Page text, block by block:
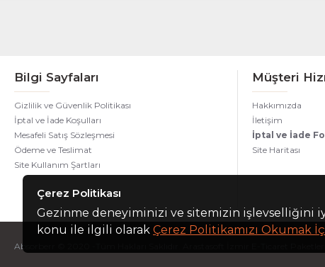
Bilgi Sayfaları
Gizlilik ve Güvenlik Politikası
İptal ve İade Koşulları
Mesafeli Satış Sözleşmesi
Ödeme ve Teslimat
Site Kullanım Şartları
Müşteri
Hakkımızda
İletişim
İptal ve İade
Site Haritası
Absorberr © 2020 -Tüm Hakları Saklıdır. Arastasoft İzmir E-Ticaret Paketleri
Çerez Politikası
Gezinme deneyiminizi ve sitemizin işlevselliğini
konu ile ilgili olarak Çerez Politikamızı Okumak